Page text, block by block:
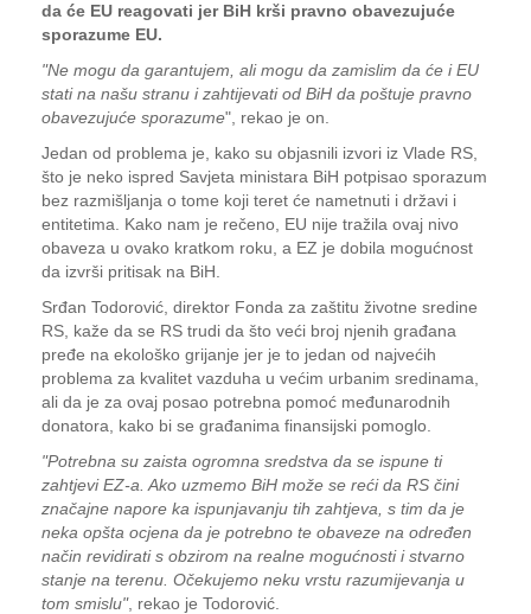
da će EU reagovati jer BiH krši pravno obavezujuće
sporazume EU.
"Ne mogu da garantujem, ali mogu da zamislim da će i EU
stati na našu stranu i zahtijevati od BiH da poštuje pravno
obavezujuće sporazume", rekao je on.
Jedan od problema je, kako su objasnili izvori iz Vlade RS,
što je neko ispred Savjeta ministara BiH potpisao sporazum
bez razmišljanja o tome koji teret će nametnuti i državi i
entitetima. Kako nam je rečeno, EU nije tražila ovaj nivo
obaveza u ovako kratkom roku, a EZ je dobila mogućnost
da izvrši pritisak na BiH.
Srđan Todorović, direktor Fonda za zaštitu životne sredine
RS, kaže da se RS trudi da što veći broj njenih građana
pređe na ekološko grijanje jer je to jedan od najvećih
problema za kvalitet vazduha u većim urbanim sredinama,
ali da je za ovaj posao potrebna pomoć međunarodnih
donatora, kako bi se građanima finansijski pomoglo.
"Potrebna su zaista ogromna sredstva da se ispune ti
zahtjevi EZ-a. Ako uzmemo BiH može se reći da RS čini
značajne napore ka ispunjavanju tih zahtjeva, s tim da je
neka opšta ocjena da je potrebno te obaveze na određen
način revidirati s obzirom na realne mogućnosti i stvarno
stanje na terenu. Očekujemo neku vrstu razumijevanja u
tom smislu", rekao je Todorović.